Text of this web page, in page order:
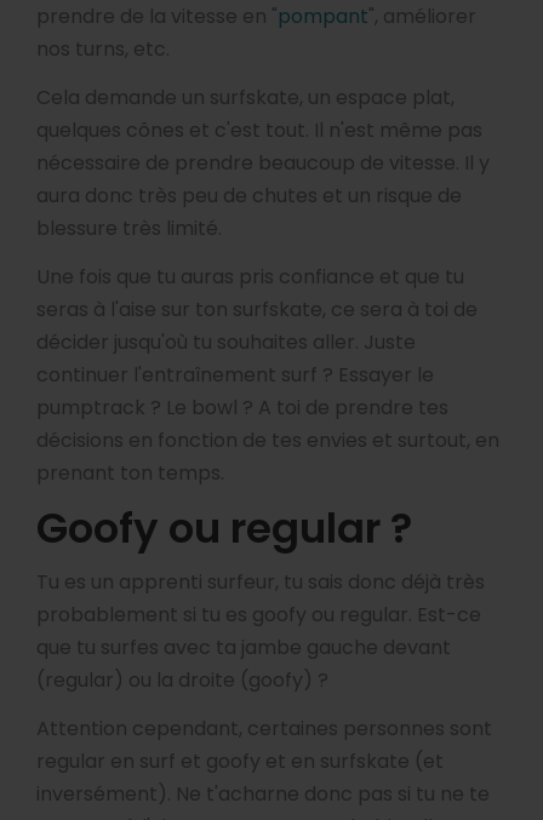
prendre de la vitesse en "pompant", améliorer
nos turns, etc.
Cela demande un surfskate, un espace plat,
quelques cônes et c'est tout. Il n'est même pas
nécessaire de prendre beaucoup de vitesse. Il y
aura donc très peu de chutes et un risque de
blessure très limité.
Une fois que tu auras pris confiance et que tu
seras à l'aise sur ton surfskate, ce sera à toi de
décider jusqu'où tu souhaites aller. Juste
continuer l'entraînement surf ? Essayer le
pumptrack ? Le bowl ? A toi de prendre tes
décisions en fonction de tes envies et surtout, en
prenant ton temps.
Goofy ou regular ?
Tu es un apprenti surfeur, tu sais donc déjà très
probablement si tu es goofy ou regular. Est-ce
que tu surfes avec ta jambe gauche devant
(regular) ou la droite (goofy) ?
Attention cependant, certaines personnes sont
regular en surf et goofy et en surfskate (et
inversément). Ne t'acharne donc pas si tu ne te